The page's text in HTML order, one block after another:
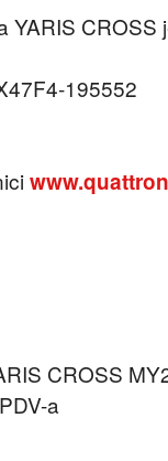
YARIS CROSS
195552
CROSS
a